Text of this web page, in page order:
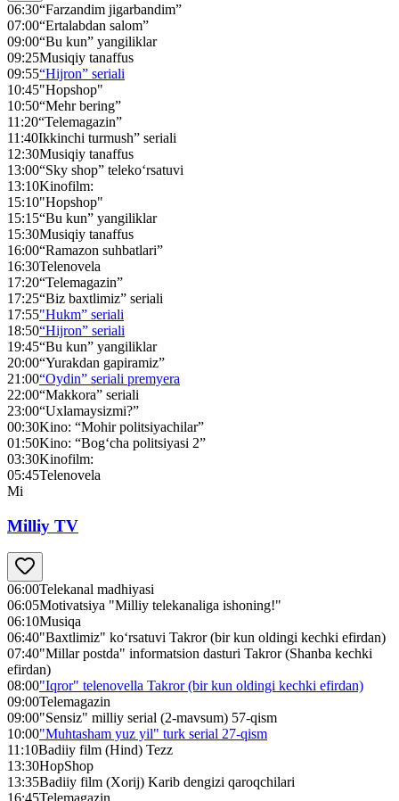
06:30“Farzandim jigarbandim”
07:00“Ertalabdan salom”
09:00“Bu kun” yangiliklar
09:25Musiqiy tanaffus
09:55“Hijron” seriali
10:45"Hopshop"
10:50“Mehr bering”
11:20“Telemagazin”
11:40Ikkinchi turmush” seriali
12:30Musiqiy tanaffus
13:00“Sky shop” teleko‘rsatuvi
13:10Kinofilm:
15:10"Hopshop"
15:15“Bu kun” yangiliklar
15:30Musiqiy tanaffus
16:00“Ramazon suhbatlari”
16:30Telenovela
17:20“Telemagazin”
17:25“Biz baxtlimiz” seriali
17:55"Hukm” seriali
18:50“Hijron” seriali
19:45“Bu kun” yangiliklar
20:00“Yurakdan gapiramiz”
21:00“Oydin” seriali premyera
22:00“Makkora” seriali
23:00“Uxlamaysizmi?”
00:30Kino: “Mohir politsiyachilar”
01:50Kino: “Bog‘cha politsiyasi 2”
03:30Kinofilm:
05:45Telenovela
Mi
Milliy TV
06:00Telekanal madhiyasi
06:05Motivatsiya "Milliy telekanaliga ishoning!"
06:10Musiqa
06:40"Baxtlimiz" ko‘rsatuvi Takror (bir kun oldingi kechki efirdan)
07:40"Millar postda" informatsion dasturi Takror (Shanba kechki
efirdan)
08:00"Iqror" telenovella Takror (bir kun oldingi kechki efirdan)
09:00Telemagazin
09:00"Sensiz" milliy serial (2-mavsum) 57-qism
10:00"Muhtasham yuz yil" turk serial 27-qism
11:10Badiiy film (Hind) Tezz
13:30HopShop
13:35Badiiy film (Xorij) Karib dengizi qaroqchilari